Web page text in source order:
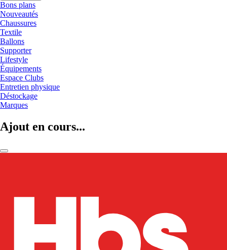
Bons plans
Nouveautés
Chaussures
Textile
Ballons
Supporter
Lifestyle
Équipements
Espace Clubs
Entretien physique
Déstockage
Marques
Ajout en cours...